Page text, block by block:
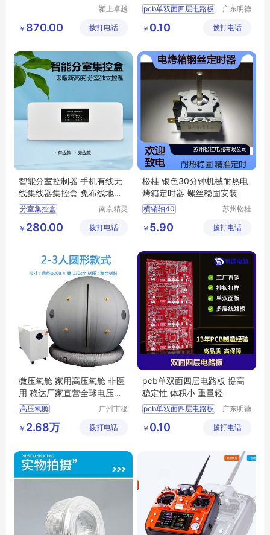
颍上卓越
有限公司
￥ 870.00 拨打电话
pcb单双面四层电路板
单双面四层板
四层pcb线路板
广东明德
有限公司
￥ 0.10 拨打电话
智能分室控制器 手机有线无
线集线器集控盒 免布线地暖
温控器
分室集控盒
智能控制器 集线器
南京精灵
有限公司
￥ 280.00 拨打电话
松桂 银色30分钟机械耐热电
烤箱定时器 螺丝稳固安装
横销轴40
苏州松桂
公司
￥ 5.90 拨打电话
微压氧舱 家用高压氧舱 非医
用 稳达厂家直营全球电压通
用
高压氧舱
广州市稳
限公司
￥ 2.68万 拨打电话
pcb单双面四层电路板 提高
稳定性 体积小 重量轻
pcb单双面四层电路板
单双面四层板
广东明德
有限公司
￥ 0.10 拨打电话